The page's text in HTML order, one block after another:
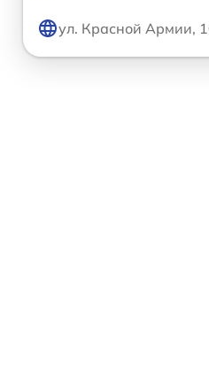
ул. Красной Армии,